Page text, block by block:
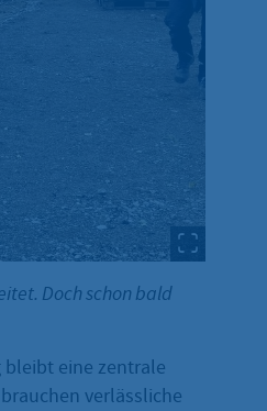
Doch schon bald
bleibt eine zentrale
verlässliche